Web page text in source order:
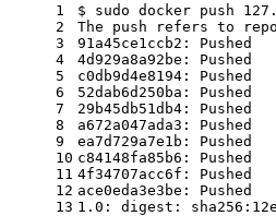
1
2
3
4
5
6
7
8
9
10
11
12
13
$ sudo docker push
The push refers to
91a45ce1ccb2: Pushed
4d929a8a92be: Pushed
c0db9d4e8194: Pushed
52dab6d250ba: Pushed
29b45db51db4: Pushed
a672a047ada3: Pushed
ea7d729a7e1b: Pushed
c84148fa85b6: Pushed
4f34707acc6f: Pushed
ace0eda3e3be: Pushed
1.0: digest: